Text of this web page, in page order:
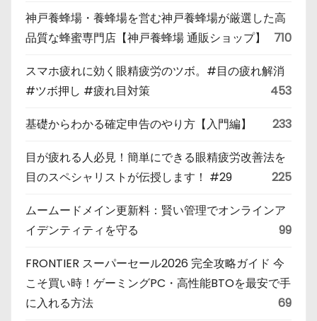
神戸養蜂場・養蜂場を営む神戸養蜂場が厳選した高
品質な蜂蜜専門店【神戸養蜂場 通販ショップ】
710
スマホ疲れに効く眼精疲労のツボ。#目の疲れ解消
#ツボ押し #疲れ目対策
453
基礎からわかる確定申告のやり方【入門編】 233
目が疲れる人必見！簡単にできる眼精疲労改善法を
目のスペシャリストが伝授します！ #29
225
ムームードメイン更新料：賢い管理でオンラインア
イデンティティを守る
99
FRONTIER スーパーセール2026 完全攻略ガイド 今
こそ買い時！ゲーミングPC・高性能BTOを最安で手
に入れる方法
69